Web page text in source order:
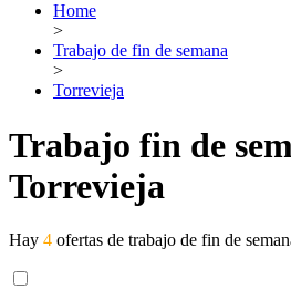
Home
>
Trabajo de fin de semana
>
Torrevieja
Trabajo fin de
Torrevieja
Hay 4 ofertas de trabajo de fin de